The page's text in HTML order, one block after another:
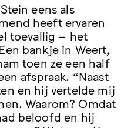
eens als
heeft ervaren
toevallig – het
bankje in Weert,
toen ze een half
afspraak. “Naast
en hij vertelde mij
Waarom? Omdat
beloofd en hij